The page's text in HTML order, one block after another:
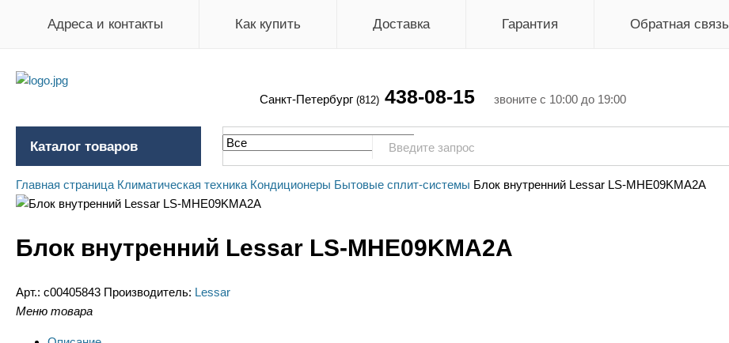
Адреса и контакты Как купить Доставка Гарантия Обратная связь
Санкт-Петербург (812) 438-08-15 звоните с 10:00 до 19:00
Каталог товаров
Главная страница Климатическая техника Кондиционеры Бытовые сплит-системы Блок внутренний Lessar LS-MHE09KMA2A
Блок внутренний Lessar LS-MHE09KMA2A
Арт.: c00405843 Производитель: Lessar
Меню товара